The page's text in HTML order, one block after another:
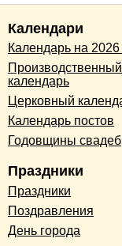
Календари
Календарь на 2026
Производственный
календарь
Церковный
Календарь постов
Годовщины свадеб
Праздники
Праздники
Поздравления
День города